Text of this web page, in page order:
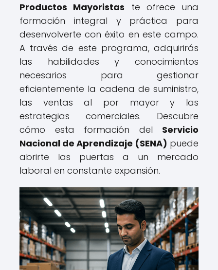
Productos Mayoristas te ofrece una
formación integral y práctica para
desenvolverte con éxito en este campo.
A través de este programa, adquirirás
las habilidades y conocimientos
necesarios para gestionar
eficientemente la cadena de suministro,
las ventas al por mayor y las
estrategias comerciales. Descubre
cómo esta formación del Servicio
Nacional de Aprendizaje (SENA) puede
abrirte las puertas a un mercado
laboral en constante expansión.